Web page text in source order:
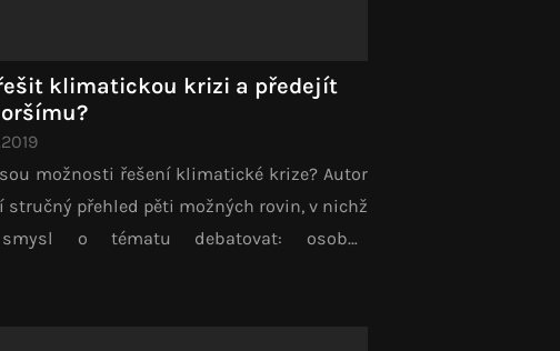
klimatickou krizi a předejít
možnosti řešení klimatické krize? Autor
stručný přehled pěti možných rovin, v nichž
o tématu debatovat: osobní,